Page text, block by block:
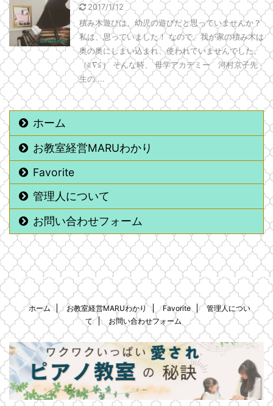
2017/1/12
積み木遊びは、幼児の遊びだと思っていませんか？
私は、思っていました！ なので、我が家の積み木は
奥の奥にしまい込まれ、使われていませんでした。
（≧∇≦） そんな時、 母学アカデミー 河村京子先
生の ...
ホーム
お教室経営MARUわかり
Favorite
管理人について
お問い合わせフォーム
ホーム お教室経営MARUわかり Favorite
管理人につい
て
お問い合わせフォーム